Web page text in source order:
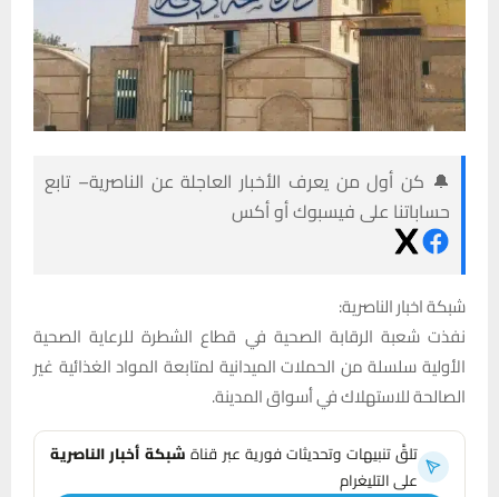
🔔 كن أول من يعرف الأخبار العاجلة عن الناصرية– تابع
حساباتنا على فيسبوك أو أكس
شبكة اخبار الناصرية:
نفذت شعبة الرقابة الصحية في قطاع الشطرة للرعاية الصحية
الأولية سلسلة من الحملات الميدانية لمتابعة المواد الغذائية غير
الصالحة للاستهلاك في أسواق المدينة.
تلقَّ تنبيهات وتحديثات فورية عبر قناةشبكة أخبار الناصرية
على التليغرام